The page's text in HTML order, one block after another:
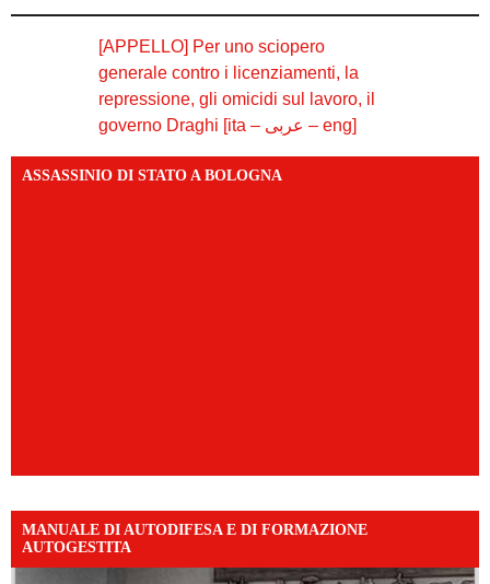
[APPELLO] Per uno sciopero
generale contro i licenziamenti, la
repressione, gli omicidi sul lavoro, il
governo Draghi [ita – عربى – eng]
ASSASSINIO DI STATO A BOLOGNA
MANUALE DI AUTODIFESA E DI FORMAZIONE
AUTOGESTITA